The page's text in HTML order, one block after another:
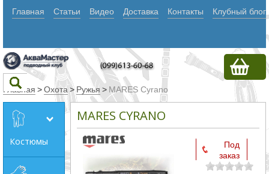
Главная Статьи Видео Доставка Контакты Клубный блог
Текст
Искать
Главная >Охота > Ружья > MARES Cyrano
Костюмы
MARES CYRANO
Под
заказ